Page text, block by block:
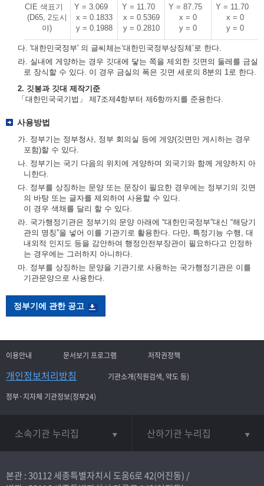
CIE 색표기
(D65, 2도시
야)
Y = 3.069
x = 0.1833
y = 0.1988
Y = 11.70
x = 0.5369
y = 0.2810
Y = 87.75
x = 0
y = 0
Y = 11.70
x = 0
y = 0
다. '대한민국정부' 의 글씨체는‘대한민국정부상징체’로 한다.
라. 실내에 게양하는 경우 깃대에 닿는 쪽을 제외한 깃면의 둘레를 금실
로 장식할 수 있다. 이 경우 금실의 폭은 깃면 세로의 8분의 1로 한다.
2. 깃봉과 깃대 제작기준
「대한민국국기법」 제7조제4항부터 제6항까지를 준용한다.
사용방법
가. 정부기는 정부청사, 정부 회의실 등에 게양(깃면만 게시하는 경우
포함)할 수 있다.
나. 정부기는 국기 다음의 위치에 게양하며 외국기와 함께 게양하지 아
니한다.
다. 정부를 상징하는 문양 또는 문장이 필요한 경우에는 정부기의 깃면
의 바탕 또는 글자를 제외하여 사용할 수 있다.
이 경우 색채를 달리 할 수 있다.
라. 국가행정기관은 정부기의 문양 아래에 “대한민국정부”대신 “해당기
관의 명칭”을 넣어 이를 기관기로 활용한다. 다만, 특정기능 수행, 대
내외적 인지도 등을 감안하여 행정안전부장관이 필요하다고 인정하
는 경우에는 그러하지 아니하다.
마. 정부를 상징하는 문양을 기관기로 사용하는 국가행정기관은 이를
기관문양으로 사용한다.
정부기에 관한 공고
이용안내 문서보기 프로그램 저작권정책
개인정보처리방침
기관소개(직원검색, 약도 등)
정부·지자체 기관정보(정부24)
소속기관 누리집 산하기관 누리집
본관 : 30112 세종특별자치시 도움6로 42(어진동) /